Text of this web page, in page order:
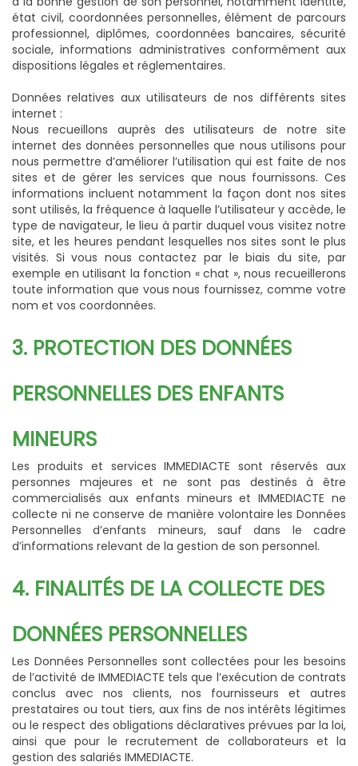
état civil, coordonnées personnelles, élément de parcours
professionnel, diplômes, coordonnées bancaires, sécurité
sociale, informations administratives conformément aux
dispositions légales et réglementaires.
Données relatives aux utilisateurs de nos différents sites
internet :
Nous recueillons auprès des utilisateurs de notre site
internet des données personnelles que nous utilisons pour
nous permettre d’améliorer l’utilisation qui est faite de nos
sites et de gérer les services que nous fournissons. Ces
informations incluent notamment la façon dont nos sites
sont utilisés, la fréquence à laquelle l’utilisateur y accède, le
type de navigateur, le lieu à partir duquel vous visitez notre
site, et les heures pendant lesquelles nos sites sont le plus
visités. Si vous nous contactez par le biais du site, par
exemple en utilisant la fonction « chat », nous recueillerons
toute information que vous nous fournissez, comme votre
nom et vos coordonnées.
3. PROTECTION DES DONNÉES
PERSONNELLES DES ENFANTS
MINEURS
Les produits et services IMMEDIACTE sont réservés aux
personnes majeures et ne sont pas destinés à être
commercialisés aux enfants mineurs et IMMEDIACTE ne
collecte ni ne conserve de manière volontaire les Données
Personnelles d’enfants mineurs, sauf dans le cadre
d’informations relevant de la gestion de son personnel.
4. FINALITÉS DE LA COLLECTE DES
DONNÉES PERSONNELLES
Les Données Personnelles sont collectées pour les besoins
de l’activité de IMMEDIACTE tels que l’exécution de contrats
conclus avec nos clients, nos fournisseurs et autres
prestataires ou tout tiers, aux fins de nos intérêts légitimes
ou le respect des obligations déclaratives prévues par la loi,
ainsi que pour le recrutement de collaborateurs et la
gestion des salariés IMMEDIACTE.